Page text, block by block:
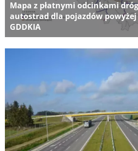
Mapa z płatnymi odcinkami
autostrad dla pojazdów powyżej
GDDKIA